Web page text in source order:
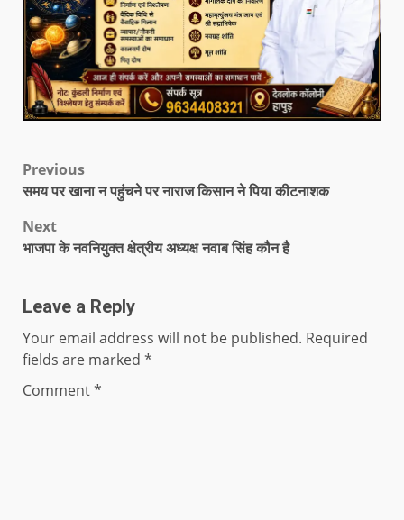
Previous
समय पर खाना न पहुंचने पर नाराज किसान ने पिया कीटनाशक
Next
भाजपा के नवनियुक्त क्षेत्रीय अध्यक्ष नवाब सिंह कौन है
Leave a Reply
Your email address will not be published. Required
fields are marked *
Comment*